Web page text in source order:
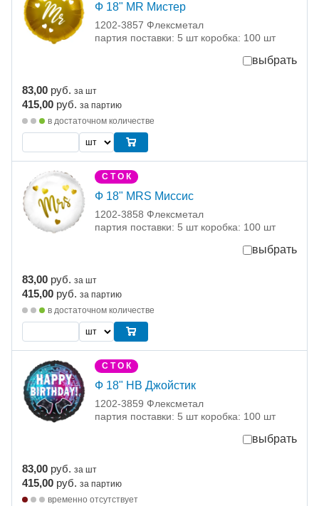
Ф 18" MR Мистер
1202-3857 Флексметал
партия поставки: 5 шт коробка: 100 шт
выбрать
83,00 руб. за шт
415,00 руб. за партию
в достаточном количестве
С Т О К
Ф 18" MRS Миссис
1202-3858 Флексметал
партия поставки: 5 шт коробка: 100 шт
выбрать
83,00 руб. за шт
415,00 руб. за партию
в достаточном количестве
С Т О К
Ф 18" HB Джойстик
1202-3859 Флексметал
партия поставки: 5 шт коробка: 100 шт
выбрать
83,00 руб. за шт
415,00 руб. за партию
временно отсутствует